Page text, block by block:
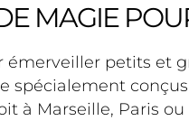
MAGIE
petits et
spécialement
à Marseille, Paris